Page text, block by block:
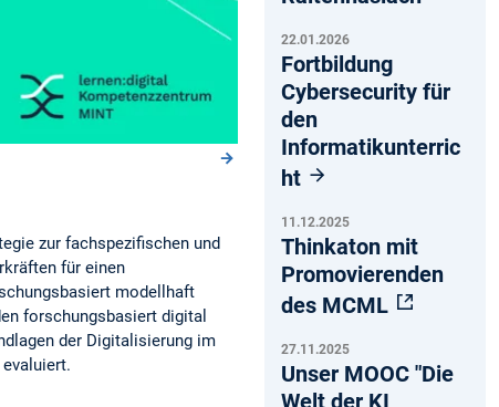
zur fachspezifischen und
für einen
modellhaft
forschungsbasiert digital
der Digitalisierung im
22.01.2026
Fortbildung
Cybersecurity für
den
Informatikunterric
ht
11.12.2025
Thinkaton mit
Promovierenden
des MCML
27.11.2025
Unser MOOC "Die
Welt der KI